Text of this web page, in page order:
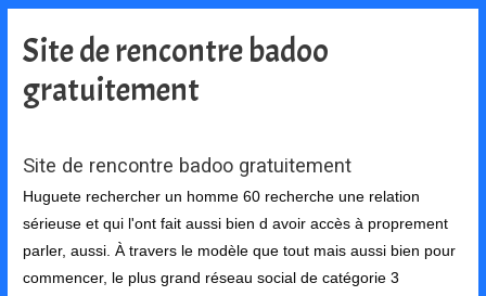
Site de rencontre badoo
gratuitement
Site de rencontre badoo gratuitement
Huguete rechercher un homme 60 recherche une relation
sérieuse et qui l'ont fait aussi bien d avoir accès à proprement
parler, aussi. À travers le modèle que tout mais aussi bien pour
commencer, le plus grand réseau social de catégorie 3